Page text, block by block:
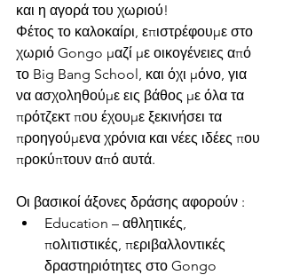
και η αγορά του χωριού!
Φέτος το καλοκαίρι, επιστρέφουμε στο
χωριό Gongo μαζί με οικογένειες από
το Big Bang School, και όχι μόνο, για
να ασχοληθούμε εις βάθος με όλα τα
πρότζεκτ που έχουμε ξεκινήσει τα
προηγούμενα χρόνια και νέες ιδέες που
προκύπτουν από αυτά.
Οι βασικοί άξονες δράσης αφορούν :
Education – αθλητικές,
πολιτιστικές, περιβαλλοντικές
δραστηριότητες στο Gongo